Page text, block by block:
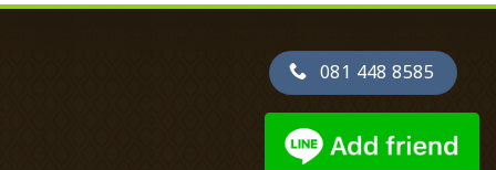
081 448 8585